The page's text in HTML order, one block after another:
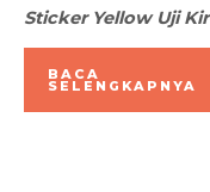
5
Sticker Yellow Uji Kir
BACA
SELENGKAPNYA